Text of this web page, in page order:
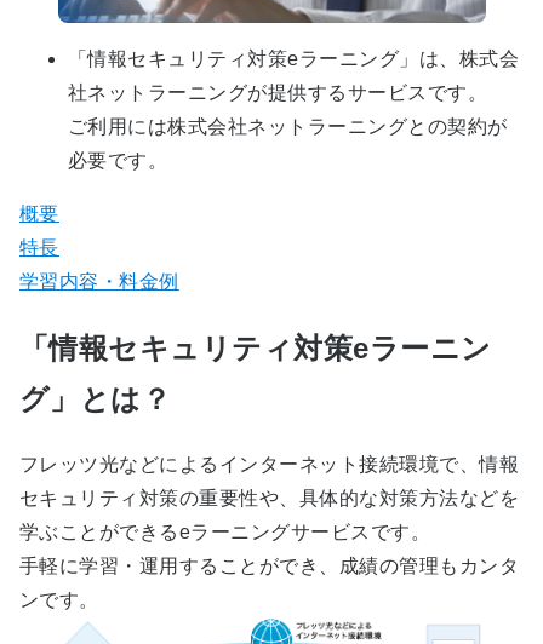
「情報セキュリティ対策eラーニング」は、株式会
社ネットラーニングが提供するサービスです。
ご利用には株式会社ネットラーニングとの契約が
必要です。
概要
特長
学習内容・料金例
「情報セキュリティ対策eラーニン
グ」とは？
フレッツ光などによるインターネット接続環境で、情報
セキュリティ対策の重要性や、具体的な対策方法などを
学ぶことができるeラーニングサービスです。
手軽に学習・運用することができ、成績の管理もカンタ
ンです。